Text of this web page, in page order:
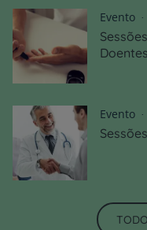
Evento
Evento